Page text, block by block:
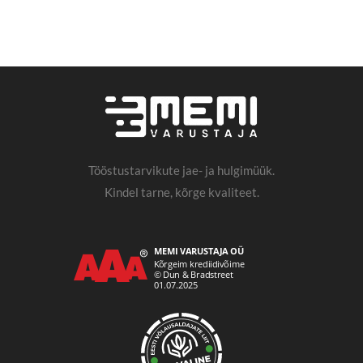
Tööstustarvikute jae- ja hulgimüük.
Kindel tarne, kõrge kvaliteet.